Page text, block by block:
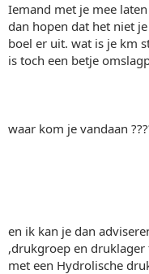
Iemand met je mee
dan hopen dat het niet
boel er uit. wat is je km
is toch een betje
waar kom je vandaan
en ik kan je dan
,drukgroep en druklager
met een Hydrolische